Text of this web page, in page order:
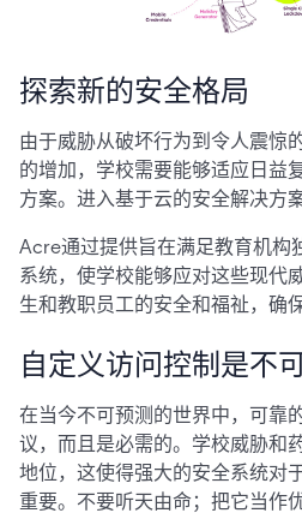
探索新的安全格局
由于威胁从破坏行为到令人震惊
的增加，学校需要能够适应日益
方案。进入基于云的安全解决方
Acre通过提供旨在满足教育机构
系统，使学校能够应对这些现代
生和教职员工的安全和福祉，确
自定义访问控制是不
在当今不可预测的世界中，可靠
议，而且是必需的。学校威胁和
地位，这使得强大的安全系统对
重要。不要听天由命；把它当作